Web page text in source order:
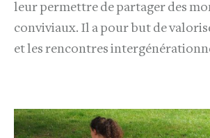
leur permettre de partager des
conviviaux. Il a pour but de
et les rencontres